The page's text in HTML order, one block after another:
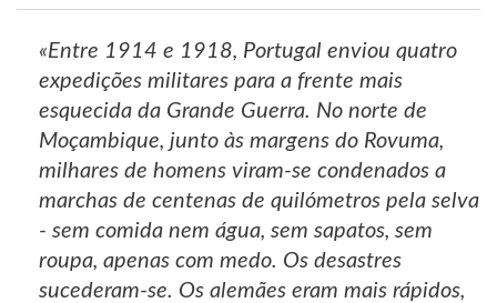
«Entre 1914 e 1918, Portugal enviou quatro
expedições militares para a frente mais
esquecida da Grande Guerra. No norte de
Moçambique, junto às margens do Rovuma,
milhares de homens viram-se condenados a
marchas de centenas de quilómetros pela selva
- sem comida nem água, sem sapatos, sem
roupa, apenas com medo. Os desastres
sucederam-se. Os alemães eram mais rápidos,